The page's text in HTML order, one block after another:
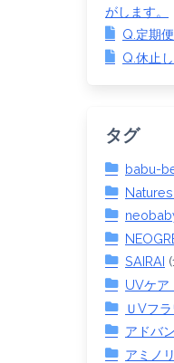
がします。
Q.定期
Q.休止
タグ
babu-
SAIRAI
UVケア
ＵVフ
アドバ
アミノ